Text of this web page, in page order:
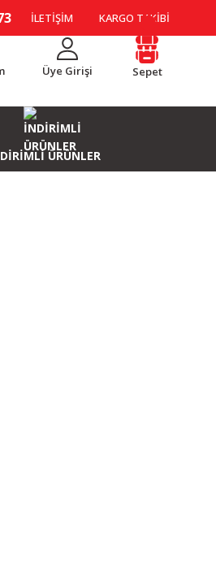
İLETİŞİM KARGO TAKİBİ
Üye Girişi Sepet
ÜRÜNLER